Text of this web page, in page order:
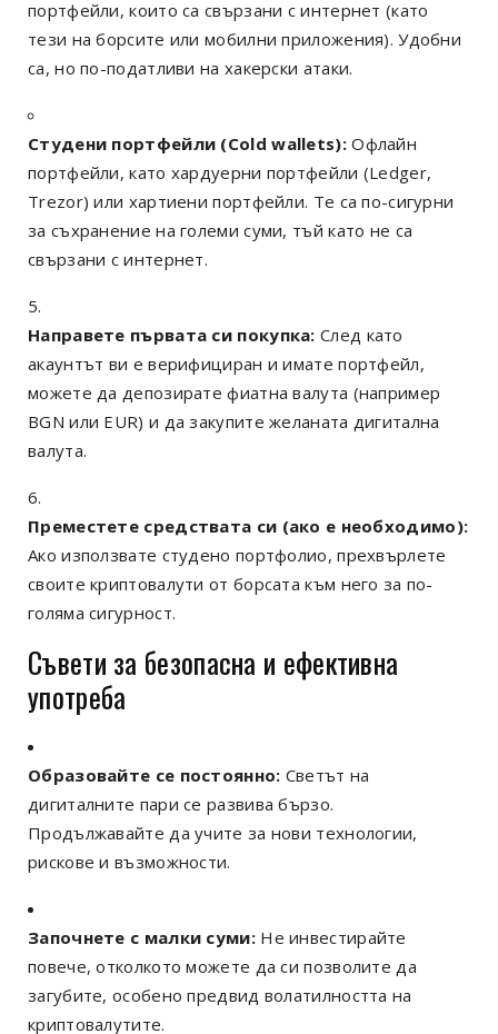
портфейли, които са свързани с интернет (като
тези на борсите или мобилни приложения). Удобни
са, но по-податливи на хакерски атаки.
Студени портфейли (Cold wallets):Офлайн
портфейли, като хардуерни портфейли (Ledger,
Trezor) или хартиени портфейли. Те са по-сигурни
за съхранение на големи суми, тъй като не са
свързани с интернет.
Направете първата си покупка: След като
акаунтът ви е верифициран и имате портфейл,
можете да депозирате фиатна валута (например
BGN или EUR) и да закупите желаната дигитална
валута.
Преместете средствата си (ако е необходимо):
Ако използвате студено портфолио, прехвърлете
своите криптовалути от борсата към него за по-
голяма сигурност.
Съвети за безопасна и ефективна
употреба
Образовайте се постоянно: Светът на
дигиталните пари се развива бързо.
Продължавайте да учите за нови технологии,
рискове и възможности.
Започнете с малки суми:Не инвестирайте
повече, отколкото можете да си позволите да
загубите, особено предвид волатилността на
криптовалутите.